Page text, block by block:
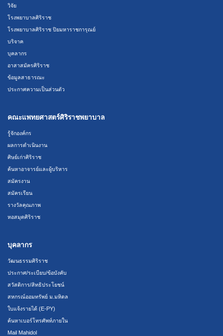
วิจัย
โรงพยาบาลศิริราช
โรงพยาบาลศิริราช ปิยมหาราชการุณย์
บริจาค
บุคลากร
อาสาสมัครศิริราช
ข้อมูลสาธารณะ
ประกาศความเป็นส่วนตัว
คณะแพทยศาสตร์ศิริราชพยาบาล
รู้จักองค์กร
ผลการดำเนินงาน
ศิษย์เก่าศิริราช
ค้นหาอาจารย์และผู้บริหาร
สมัครงาน
สมัครเรียน
รางวัลคุณภาพ
หอสมุดศิริราช
บุคลากร
วัฒนธรรมศิริราช
ประกาศ/ระเบียบ/ข้อบังคับ
สวัสดิการ/สิทธิประโยชน์
สหกรณ์ออมทรัพย์ ม.มหิดล
ใบแจ้งรายได้ (E-PY)
ค้นหาเบอร์โทรศัพท์ภายใน
Mail Mahidol